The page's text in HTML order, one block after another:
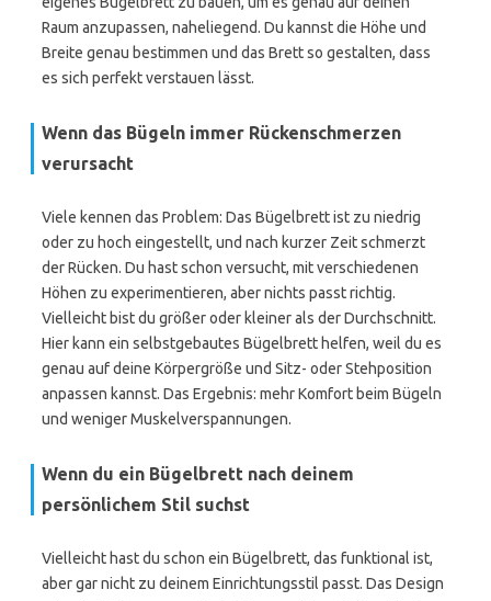
Raum anzupassen, naheliegend. Du kannst die Höhe und
Breite genau bestimmen und das Brett so gestalten, dass
es sich perfekt verstauen lässt.
Wenn das Bügeln immer Rückenschmerzen
verursacht
Viele kennen das Problem: Das Bügelbrett ist zu niedrig
oder zu hoch eingestellt, und nach kurzer Zeit schmerzt
der Rücken. Du hast schon versucht, mit verschiedenen
Höhen zu experimentieren, aber nichts passt richtig.
Vielleicht bist du größer oder kleiner als der Durchschnitt.
Hier kann ein selbstgebautes Bügelbrett helfen, weil du es
genau auf deine Körpergröße und Sitz- oder Stehposition
anpassen kannst. Das Ergebnis: mehr Komfort beim Bügeln
und weniger Muskelverspannungen.
Wenn du ein Bügelbrett nach deinem
persönlichem Stil suchst
Vielleicht hast du schon ein Bügelbrett, das funktional ist,
aber gar nicht zu deinem Einrichtungsstil passt. Das Design